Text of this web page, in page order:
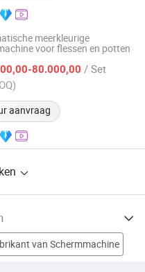
meerkleurige
voor flessen en potten
80.000,00 / Set
aanvraag
2010
van Schermmachine